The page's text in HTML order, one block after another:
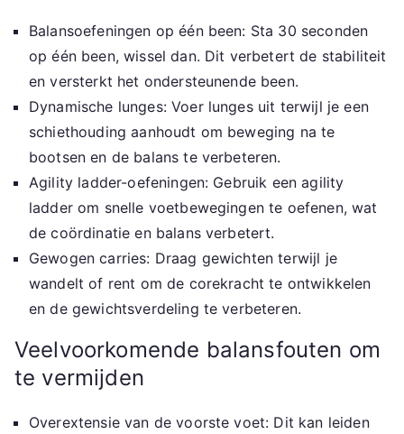
Balansoefeningen op één been: Sta 30 seconden
op één been, wissel dan. Dit verbetert de stabiliteit
en versterkt het ondersteunende been.
Dynamische lunges: Voer lunges uit terwijl je een
schiethouding aanhoudt om beweging na te
bootsen en de balans te verbeteren.
Agility ladder-oefeningen: Gebruik een agility
ladder om snelle voetbewegingen te oefenen, wat
de coördinatie en balans verbetert.
Gewogen carries: Draag gewichten terwijl je
wandelt of rent om de corekracht te ontwikkelen
en de gewichtsverdeling te verbeteren.
Veelvoorkomende balansfouten om
te vermijden
Overextensie van de voorste voet: Dit kan leiden